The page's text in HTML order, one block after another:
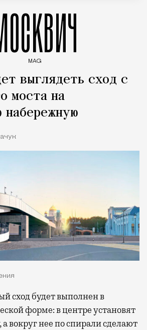
MAG
выглядеть сход с
моста на
набережную
форме: в центре установят
вокруг нее по спирали сделают